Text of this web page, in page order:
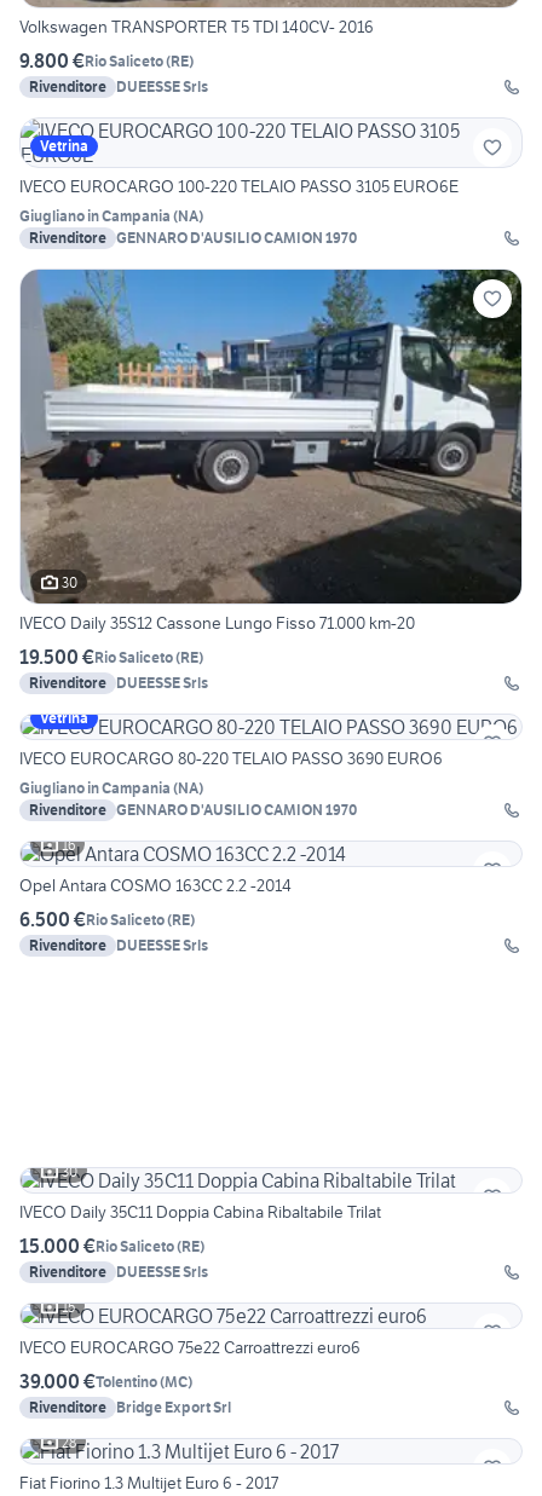
Volkswagen TRANSPORTER T5 TDI 140CV- 2016
9.800 €Rio Saliceto(RE)
Rivenditore DUEESSE Srls
Vetrina
IVECO EUROCARGO 100-220 TELAIO PASSO 3105 EURO6E
Giugliano in Campania (NA)
Rivenditore GENNARO D'AUSILIO CAMION 1970
30
IVECO Daily 35S12 Cassone Lungo Fisso 71.000 km-20
19.500 €Rio Saliceto(RE)
Rivenditore DUEESSE Srls
Vetrina
IVECO EUROCARGO 80-220 TELAIO PASSO 3690 EURO6
Giugliano in Campania (NA)
Rivenditore GENNARO D'AUSILIO CAMION 1970
16
Opel Antara COSMO 163CC 2.2 -2014
6.500 €Rio Saliceto(RE)
Rivenditore DUEESSE Srls
30
IVECO Daily 35C11 Doppia Cabina Ribaltabile Trilat
15.000 €Rio Saliceto(RE)
Rivenditore DUEESSE Srls
15
IVECO EUROCARGO 75e22 Carroattrezzi euro6
39.000 €Tolentino(MC)
Rivenditore Bridge Export Srl
28
Fiat Fiorino 1.3 Multijet Euro 6 - 2017